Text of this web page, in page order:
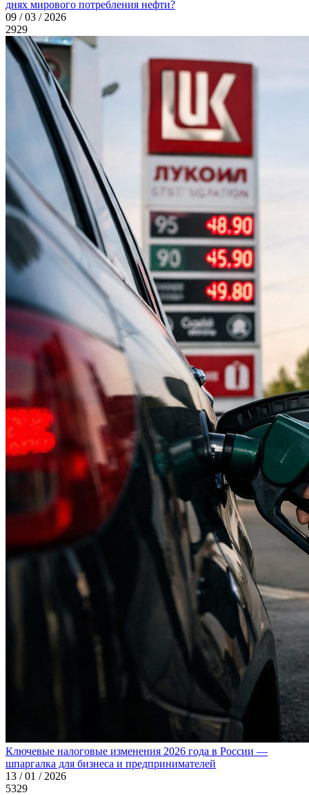
днях мирового потребления нефти?
09 / 03 / 2026
2929
Ключевые налоговые изменения 2026 года в России —
шпаргалка для бизнеса и предпринимателей
13 / 01 / 2026
5329